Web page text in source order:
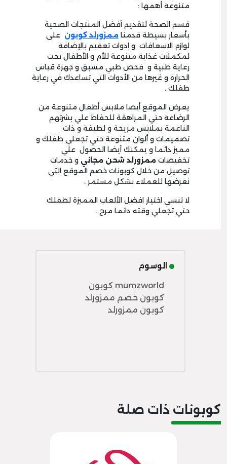
متنوعة أهمها :
قسم الصحة لتقديم أفضل المنتجات الصحية
بأسعار بسيطة قدمنا ممزورلد كوبون على
لوازم الاسعافات و ادوات تعقيم بالإضافة
لمكملات غذاية متنوعة للأم و الأطفال تحت
رعاية طبية و فحص طبي مسبق و جهزة قياس
الحرارة و غيرها من الأدوات التي تساعدك في رعاية
طفلك .
يعرض الموقع أيضا ملابس أطفال متنوعة من
الرضاعة حتي المراهقة للحفاظ علي بشرتهم
الناعمة بملابس مريحة و لطيفة و ذات
تصميمات و ألوان متنوعة حتي تجعلي طفلك و
مميز دائما و يمكنك أيضا الحصول علي
تخفيضات ممزورلد شحن مجاني و خدمات
توصيل من خلال كوبونات خصم الموقع التي
نعرضها للعملاء بشكل مستمر .
لا تنسي اختيار افضل الألعاب المميزة لطفلك
حتي تجعلي وقته دائما مرح .
الوسوم
mumzworld كوبون
كوبون خصم ممزورلد
كوبون ممزورلد
كوبونات ذات صلة